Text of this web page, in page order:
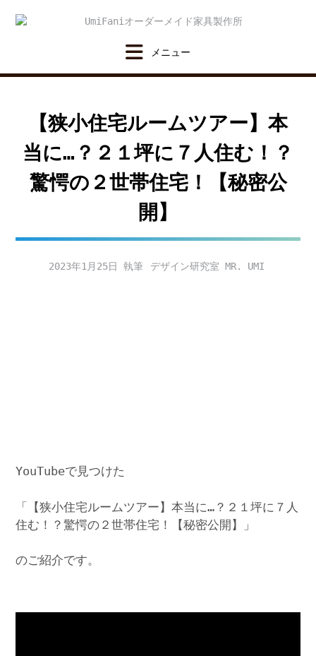
【狭小住宅ルームツアー】本
当に…？２１坪に７人住む！？
驚愕の２世帯住宅！【秘密公
開】
2023年1月25日 デザイン研究室 MR. UMI
YouTubeで見つけた
「【狭小住宅ルームツアー】本当に…？２１坪に７人
住む！？驚愕の２世帯住宅！【秘密公開】」
のご紹介です。